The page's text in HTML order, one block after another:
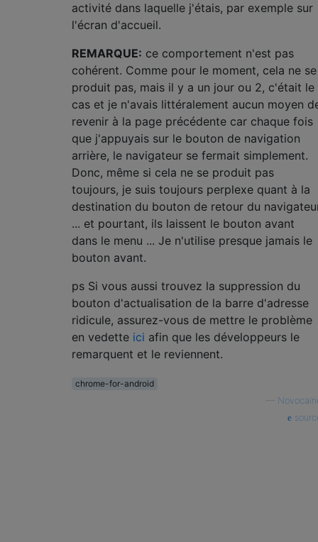
activité dans laquelle j'étais, par exemple sur
l'écran d'accueil.
REMARQUE: ce comportement n'est pas
cohérent. Comme pour le moment, cela ne se
produit pas, mais il y a un jour ou 2, c'était le
cas et je n'avais littéralement aucun moyen
revenir à la page précédente car chaque fois
que j'appuyais sur le bouton de navigation
arrière, le navigateur se fermait simplement.
Donc, même si cela ne se produit pas
toujours, je suis toujours perplexe quant à la
destination du bouton de retour du
... et pourtant, ils laissent le bouton avant
dans le menu ... Je n'utilise presque jamais le
bouton avant.
ps Si vous aussi trouvez la suppression du
bouton d'actualisation de la barre d'adresse
ridicule, assurez-vous de mettre le problème
en vedette ici afin que les développeurs le
remarquent et le reviennent.
chrome-for-android